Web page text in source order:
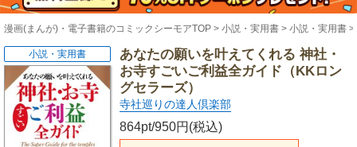
漫画(まんが)・電子書籍のコミックシーモアTOP 小説・実用書 小説・実用書
あなたの願いを叶えてくれる 神社・
お寺すごいご利益全ガイド（KKロン
グセラーズ）
寺社巡りの達人倶楽部
864pt/950円(税込)
小説・実用書